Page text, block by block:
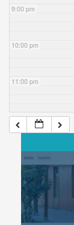
9:00 pm
10:00 pm
11:00 pm